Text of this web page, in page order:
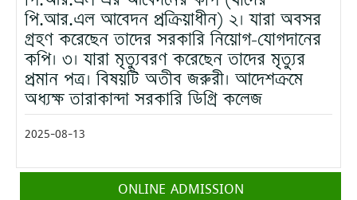
পি.আর.এল আবেদন প্রক্রিয়াধীন) ২। যারা অবসর
গ্রহণ করেছেন তাদের সরকারি নিয়োগ-যোগদানের
কপি। ৩। যারা মৃত্যুবরণ করেছেন তাদের মৃত্যুর
প্রমান পত্র। বিষয়টি অতীব জরুরী। আদেশক্রমে
অধ্যক্ষ তারাকান্দা সরকারি ডিগ্রি কলেজ
2025-08-13
ONLINE ADMISSION